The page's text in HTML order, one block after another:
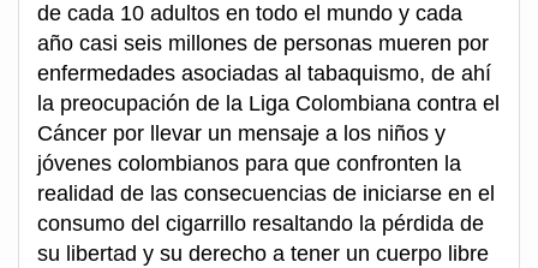
de cada 10 adultos en todo el mundo y cada
año casi seis millones de personas mueren por
enfermedades asociadas al tabaquismo, de ahí
la preocupación de la Liga Colombiana contra el
Cáncer por llevar un mensaje a los niños y
jóvenes colombianos para que confronten la
realidad de las consecuencias de iniciarse en el
consumo del cigarrillo resaltando la pérdida de
su libertad y su derecho a tener un cuerpo libre